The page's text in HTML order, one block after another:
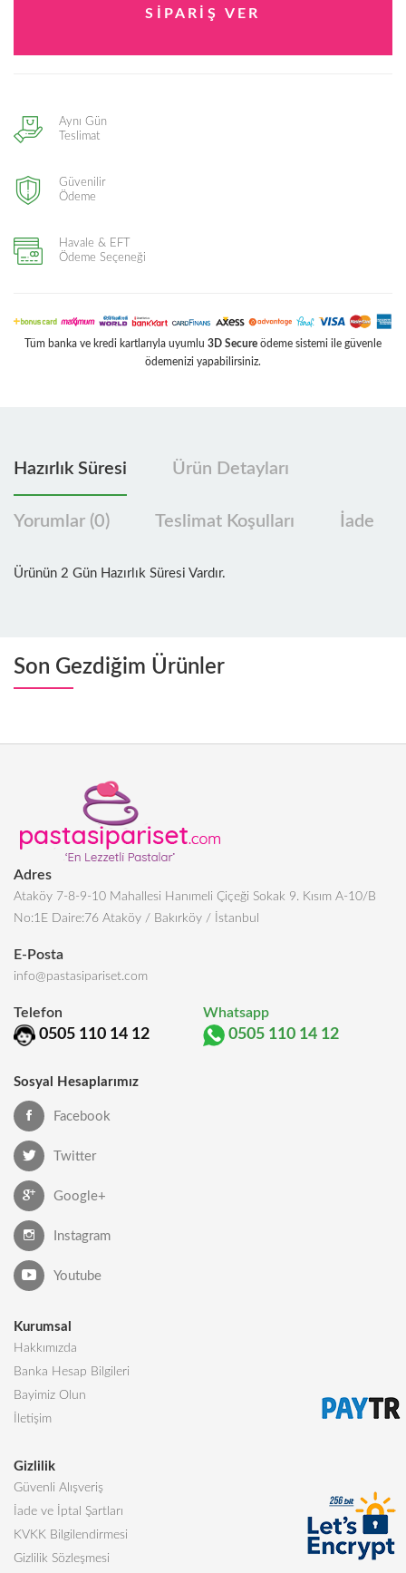
Aynı Gün
Teslimat
Güvenilir
Ödeme
Havale & EFT
Ödeme Seçeneği
Tüm banka ve kredi kartlarıyla uyumlu 3D Secure ödeme sistemi ile güvenle
ödemenizi yapabilirsiniz.
Hazırlık Süresi Ürün Detayları
Yorumlar (0) Teslimat Koşulları İade
Ürünün 2 Gün Hazırlık Süresi Vardır.
Son Gezdiğim Ürünler
Adres
Ataköy 7-8-9-10 Mahallesi Hanımeli Çiçeği Sokak 9. Kısım A-10/B
No:1E Daire:76 Ataköy / Bakırköy / İstanbul
E-Posta
info@pastasipariset.com
Telefon
0505 110 14 12
Whatsapp
0505 110 14 12
Sosyal Hesaplarımız
Facebook
Twitter
Google+
Instagram
Youtube
Kurumsal
Hakkımızda
Banka Hesap Bilgileri
Bayimiz Olun
İletişim
Gizlilik
Güvenli Alışveriş
İade ve İptal Şartları
KVKK Bilgilendirmesi
Gizlilik Sözleşmesi